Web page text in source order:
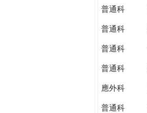
普通科
普通科
普通科
普通科
應外科
普通科